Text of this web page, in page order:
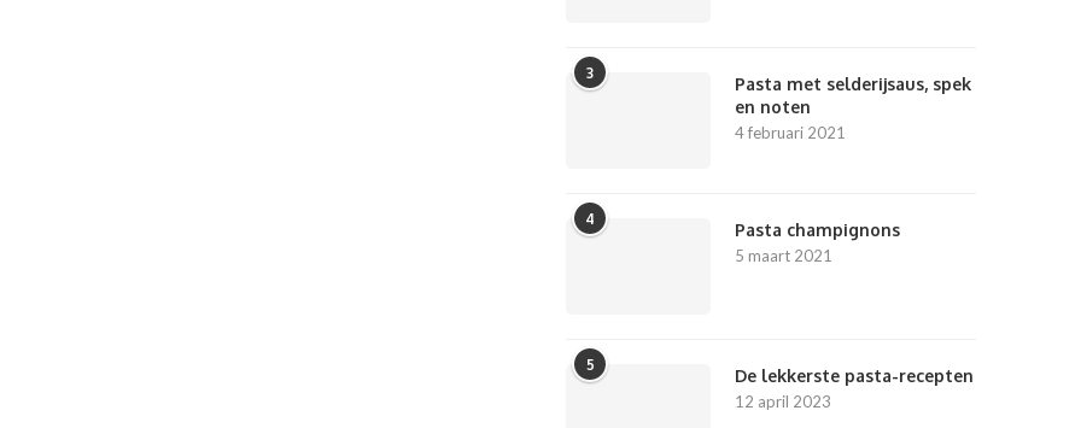
3
Pasta met selderijsaus, spek
en noten
4 februari 2021
4
Pasta champignons
5 maart 2021
5
De lekkerste pasta-recepten
12 april 2023